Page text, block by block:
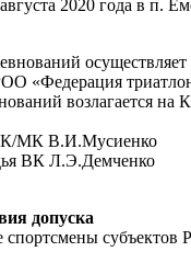
2020 года в п.
«Федерация
возлагается
ВК/МК В.И.Мусиенко
ВК Л.Э.Демченко
допуска